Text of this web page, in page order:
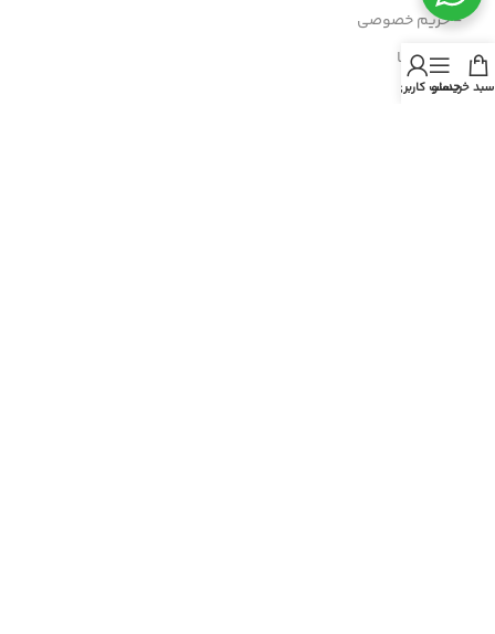
- حریم خصوصی
- درباره ما
سبد خریدمنو
حساب کاربری من